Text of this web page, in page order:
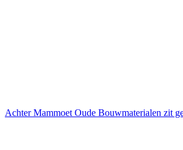
Achter Mammoet Oude Bouwmaterialen zit